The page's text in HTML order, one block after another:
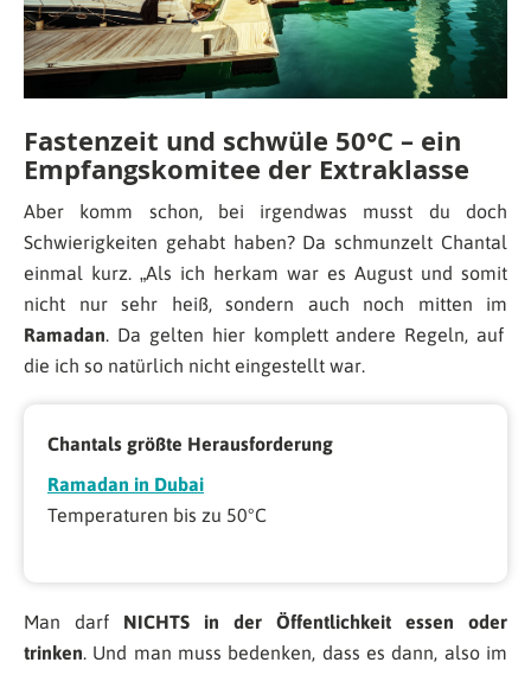
Fastenzeit und schwüle 50°C – ein
Empfangskomitee der Extraklasse
Aber komm schon, bei irgendwas musst du doch
Schwierigkeiten gehabt haben? Da schmunzelt Chantal
einmal kurz. „Als ich herkam war es August und somit
nicht nur sehr heiß, sondern auch noch mitten im
Ramadan. Da gelten hier komplett andere Regeln, auf
die ich so natürlich nicht eingestellt war.
Chantals größte Herausforderung
Ramadan in Dubai
Temperaturen bis zu 50°C
Man darf NICHTS in der Öffentlichkeit essen oder
trinken. Und man muss bedenken, dass es dann, also im